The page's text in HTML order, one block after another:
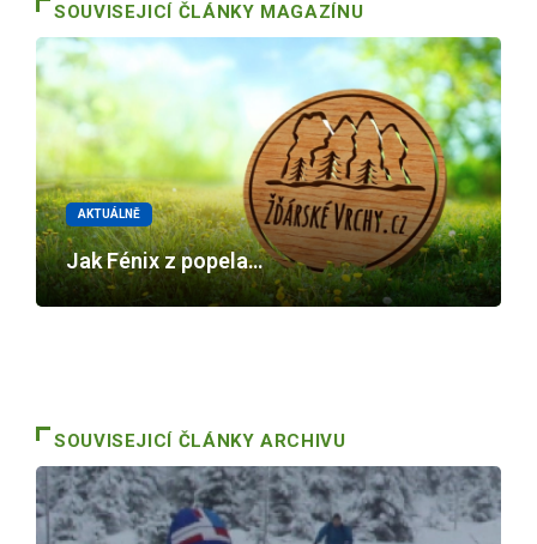
SOUVISEJICÍ ČLÁNKY MAGAZÍNU
AKTUÁLNĚ
Jak Fénix z popela…
SOUVISEJICÍ ČLÁNKY ARCHIVU